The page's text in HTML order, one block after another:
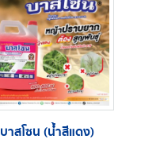
บาสโซน (น้ำสีแดง)